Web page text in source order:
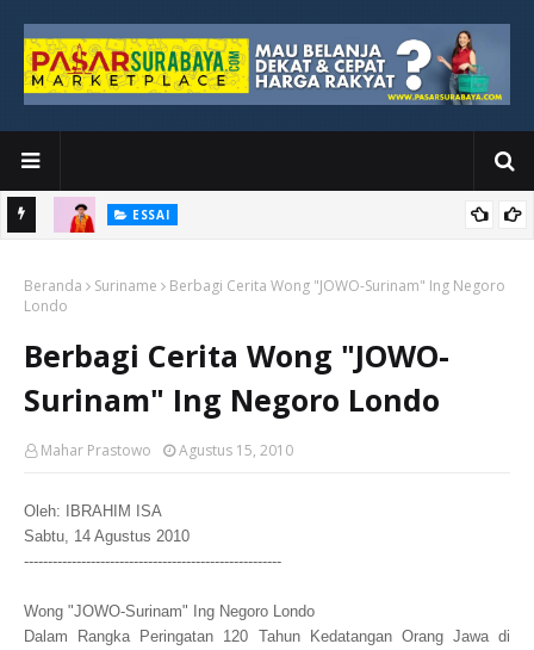
ESSAI
Tidak Berhenti di Panggung Wisuda
Beranda Suriname
Berbagi Cerita Wong "JOWO-Surinam" Ing Negoro
Londo
Berbagi Cerita Wong "JOWO-
Surinam" Ing Negoro Londo
Mahar Prastowo Agustus 15, 2010
Oleh: IBRAHIM ISA
Sabtu, 14 Agustus 2010
------------------------------------------------------
Wong "JOWO-Surinam" Ing Negoro Londo
Dalam Rangka Peringatan 120 Tahun Kedatangan Orang Jawa di